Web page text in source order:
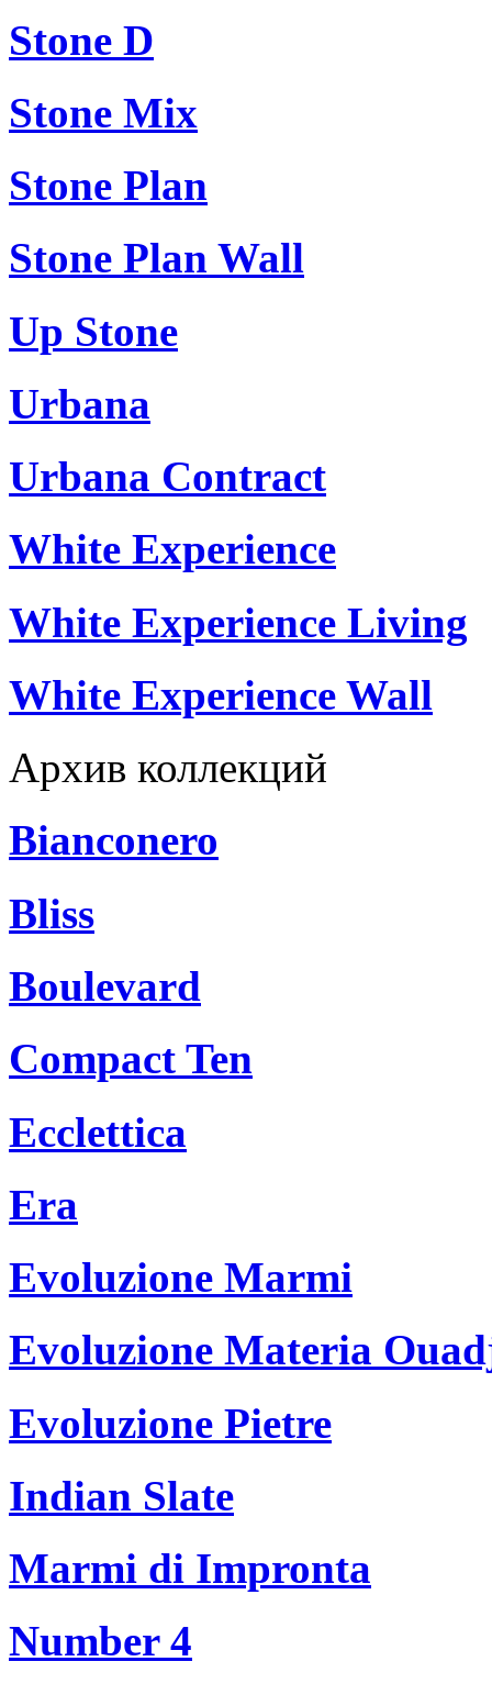
Stone D
Stone Mix
Stone Plan
Stone Plan Wall
Up Stone
Urbana
Urbana Contract
White Experience
White Experience Living
White Experience Wall
Архив коллекций
Bianconero
Bliss
Boulevard
Compact Ten
Ecclettica
Era
Evoluzione Marmi
Evoluzione Materia
Evoluzione Pietre
Indian Slate
Marmi di Impronta
Number 4